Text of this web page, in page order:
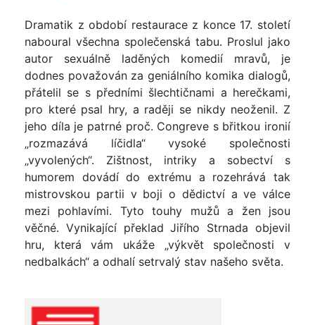
Dramatik z období restaurace z konce 17. století
naboural všechna společenská tabu. Proslul jako
autor sexuálně laděných komedií mravů, je
dodnes považován za geniálního komika dialogů,
přátelil se s předními šlechtičnami a herečkami,
pro které psal hry, a raději se nikdy neoženil. Z
jeho díla je patrné proč. Congreve s břitkou ironií
„rozmazává líčidla“ vysoké společnosti
„vyvolených“. Zištnost, intriky a sobectví s
humorem dovádí do extrému a rozehrává tak
mistrovskou partii v boji o dědictví a ve válce
mezi pohlavími. Tyto touhy mužů a žen jsou
věčné. Vynikající překlad Jiřího Strnada objevil
hru, která vám ukáže „výkvět společnosti v
nedbalkách“ a odhalí setrvalý stav našeho světa.